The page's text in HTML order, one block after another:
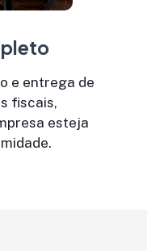
e entrega de
fiscais,
esteja